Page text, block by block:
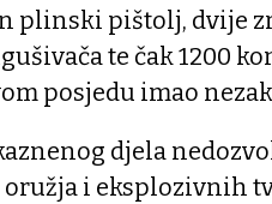
plinski pištolj, dvije
te čak 1200
posjedu imao
djela
oružja i eksplozivnih